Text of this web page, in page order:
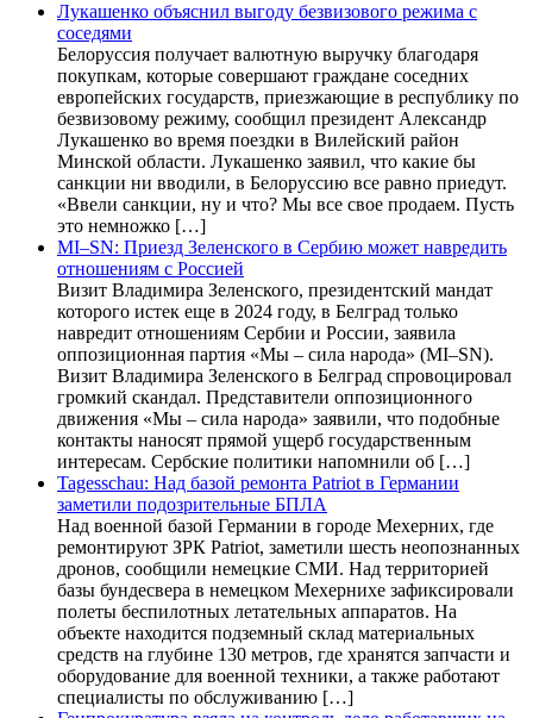
Лукашенко объяснил выгоду безвизового режима с
соседями
Белоруссия получает валютную выручку благодаря
покупкам, которые совершают граждане соседних
европейских государств, приезжающие в республику по
безвизовому режиму, сообщил президент Александр
Лукашенко во время поездки в Вилейский район
Минской области. Лукашенко заявил, что какие бы
санкции ни вводили, в Белоруссию все равно приедут.
«Ввели санкции, ну и что? Мы все свое продаем. Пусть
это немножко […]
MI–SN: Приезд Зеленского в Сербию может навредить
отношениям с Россией
Визит Владимира Зеленского, президентский мандат
которого истек еще в 2024 году, в Белград только
навредит отношениям Сербии и России, заявила
оппозиционная партия «Мы – сила народа» (MI–SN).
Визит Владимира Зеленского в Белград спровоцировал
громкий скандал. Представители оппозиционного
движения «Мы – сила народа» заявили, что подобные
контакты наносят прямой ущерб государственным
интересам. Сербские политики напомнили об […]
Tagesschau: Над базой ремонта Patriot в Германии
заметили подозрительные БПЛА
Над военной базой Германии в городе Мехерних, где
ремонтируют ЗРК Patriot, заметили шесть неопознанных
дронов, сообщили немецкие СМИ. Над территорией
базы бундесвера в немецком Мехернихе зафиксировали
полеты беспилотных летательных аппаратов. На
объекте находится подземный склад материальных
средств на глубине 130 метров, где хранятся запчасти и
оборудование для военной техники, а также работают
специалисты по обслуживанию […]